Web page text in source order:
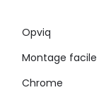
Opviq
Montage facile
Chrome